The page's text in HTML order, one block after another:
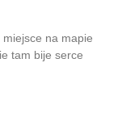
miejsce na mapie
tam bije serce